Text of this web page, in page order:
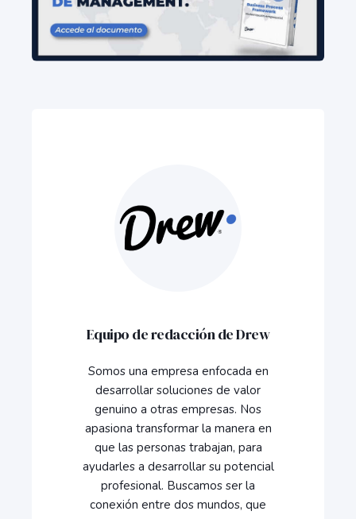
Equipo de redacción de Drew
Somos una empresa enfocada en
desarrollar soluciones de valor
genuino a otras empresas. Nos
apasiona transformar la manera en
que las personas trabajan, para
ayudarles a desarrollar su potencial
profesional. Buscamos ser la
conexión entre dos mundos, que